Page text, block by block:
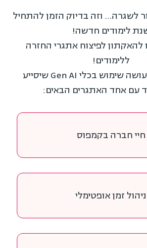
לשגרה… וזה בדיוק הזמן להתחיל
לימודים חדשה!
להאקתון לפיצוח אתגרי החזרה
ללימודים!
מצאו פתרון העושה שימוש בכלי Gen AI שיסייע
עם אחד האתגרים הבאים:
חיי חברה בקמפוס
ניהול זמן אופטימלי